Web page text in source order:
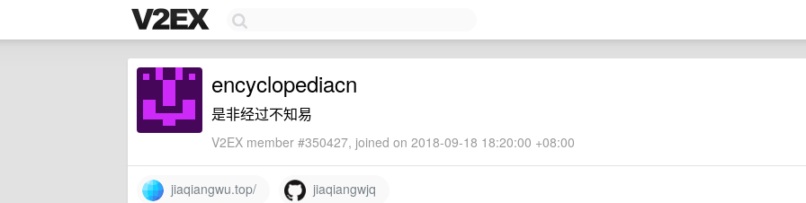
encyclopediacn
是非经过不知易
V2EX member #350427, joined on 2018-09-18 18:20:00 +08:00
jiaqiangwu.top/ jiaqiangwjq